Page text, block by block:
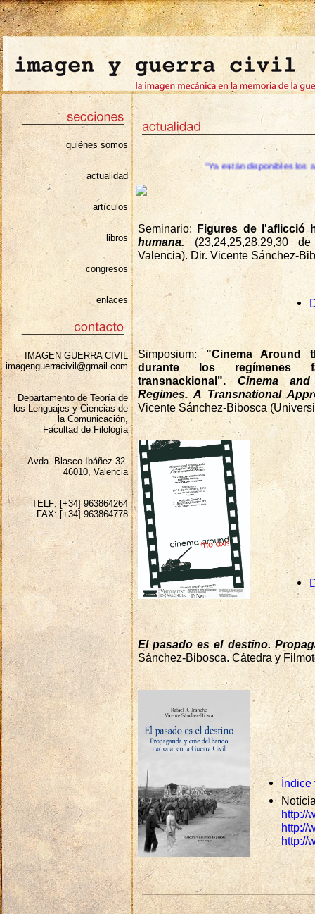
quiénes somos
actualidad
artículos
libros
congresos
enlaces
IMAGEN GUERRA CIVIL
imagenguerracivil@gmail.com
Departamento de Teoría de
los Lenguajes y Ciencias de
la Comunicación,
Facultad de Filología
Avda. Blasco Ibáñez 32.
46010, Valencia
TELF: [+34] 963864264
FAX: [+34] 963864778
"Ya están disponibles los archivos de audio de las conferencias del último
Seminario: Figures de l'aflicció
humana. (23,24,25,28,29,30
Valencia). Dir. Vicente Sánchez-
Simposium: "Cinema Around
durante los regímenes
transnackional".Cinema
Regimes. A Transnational
Vicente Sánchez-Bibosca
El pasado es el destino.
Sánchez-Bibosca. Cátedra y
http://
http://
http://